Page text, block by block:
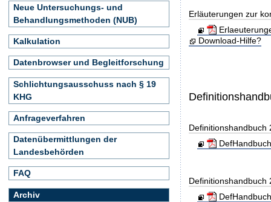
Erläuterungen zur
Download-Hilfe?
Definitionshandbuch
Definitionshandbuch
Neue Untersuchungs- und
Behandlungsmethoden (NUB)
Kalkulation
Datenbrowser und Begleitforschung
Schlichtungsausschuss nach § 19
KHG
Anfrageverfahren
Datenübermittlungen der
Landesbehörden
FAQ
Archiv